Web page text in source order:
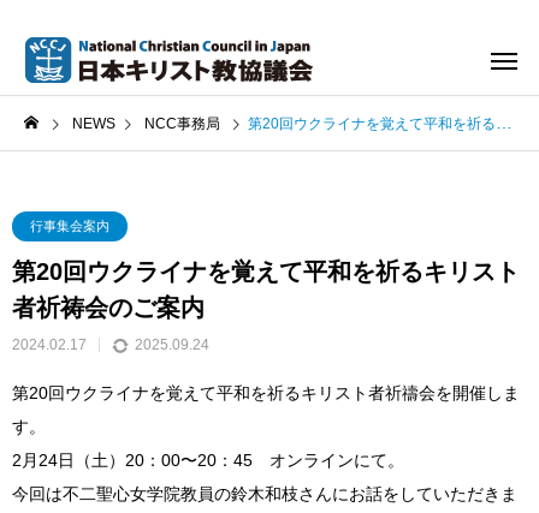
NEWS NCC事務局 第20回ウクライナを覚えて平和を祈るキリスト者祈祷会のご案内
行事集会案内
第20回ウクライナを覚えて平和を祈るキリスト
者祈祷会のご案内
2024.02.17 2025.09.24
第20回ウクライナを覚えて平和を祈るキリスト者祈禱会を開催しま
す。
2月24日（土）20：00〜20：45 オンラインにて。
今回は不二聖心女学院教員の鈴木和枝さんにお話をしていただきま